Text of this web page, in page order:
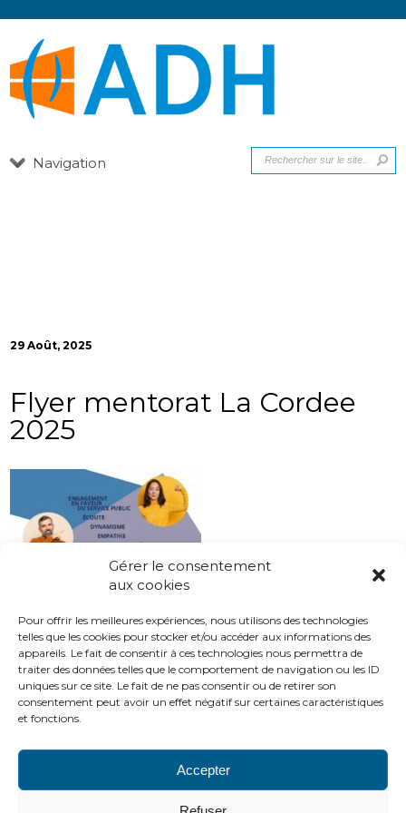
Gérer le consentement
aux cookies
Pour offrir les meilleures expériences, nous utilisons des technologies
telles que les cookies pour stocker et/ou accéder aux informations des
appareils. Le fait de consentir à ces technologies nous permettra de
traiter des données telles que le comportement de navigation ou les ID
uniques sur ce site. Le fait de ne pas consentir ou de retirer son
consentement peut avoir un effet négatif sur certaines caractéristiques
et fonctions.
Accepter
Navigation
29 Août, 2025
Flyer mentorat La Cordee
2025